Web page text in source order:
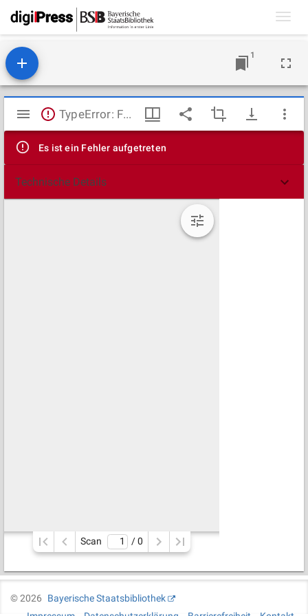
1
Mirador
Viewer
TypeError: Failed to fetch
Es ist ein Fehler aufgetreten
Technische Details
Scan / 0
©2026
Bayerische Staatsbibliothek